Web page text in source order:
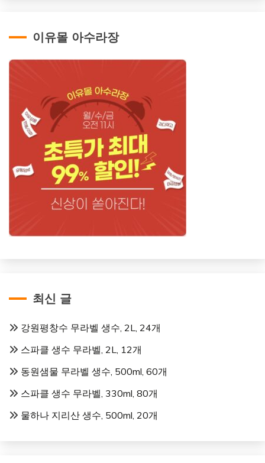
이유몰 아수라장
최신 글
강원평창수 무라벨 생수, 2L, 24개
스파클 생수 무라벨, 2L, 12개
동원샘물 무라벨 생수, 500ml, 60개
스파클 생수 무라벨, 330ml, 80개
물하나 지리산 생수, 500ml, 20개